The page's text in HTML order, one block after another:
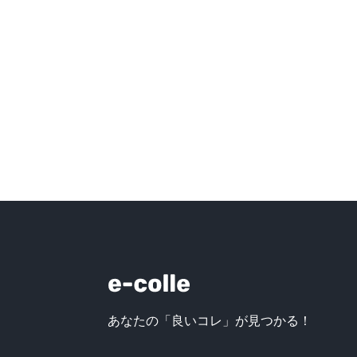
あなたの「良いコレ」が見つかる！